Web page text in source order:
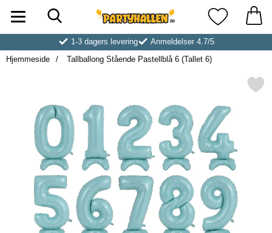
Startsiden for Partyhallen ABMine
1-3 dagers levering
Anmeldelser 4.7/5
Hjemmeside
Tallballong Stående Pastellblå 6 (Tallet 6)
Merk tallballong Stående